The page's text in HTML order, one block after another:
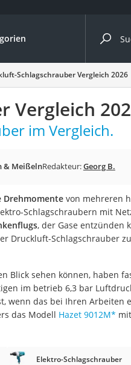
Vergleiche nach
Rasenmäher
2 Innengeräte
mit Elektrostart
Schlagschrauber Vergleich 2026
Vergleich
im Vergleich.
& MeißelnRedakteur:Georg B.
Drehmomentevon mehreren
Schlagschraubern mit
, der Gase entzünden
Druckluft-Schlagschrauber
Blick sehen können, haben
im betrieb 6,3 bar
wenn das bei Ihren Arbeiten
das Modell Hazet 9012M*
Elektro-Schlagschrauber